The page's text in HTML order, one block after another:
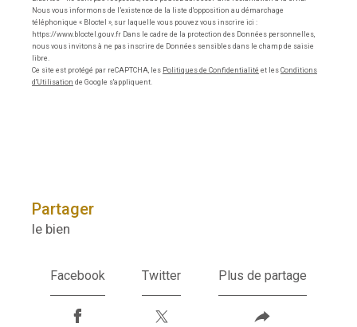
Nous vous informons de l’existence de la liste d'opposition au démarchage
téléphonique « Bloctel », sur laquelle vous pouvez vous inscrire ici :
https://www.bloctel.gouv.fr Dans le cadre de la protection des Données personnelles,
nous vous invitons à ne pas inscrire de Données sensibles dans le champ de saisie
libre.
Ce site est protégé par reCAPTCHA, les Politiques de Confidentialité et les Conditions
d'Utilisation de Google s'appliquent.
partager
le bien
Facebook Twitter Plus de partage